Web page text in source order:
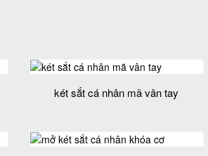
két sắt cá nhân mã vân tay